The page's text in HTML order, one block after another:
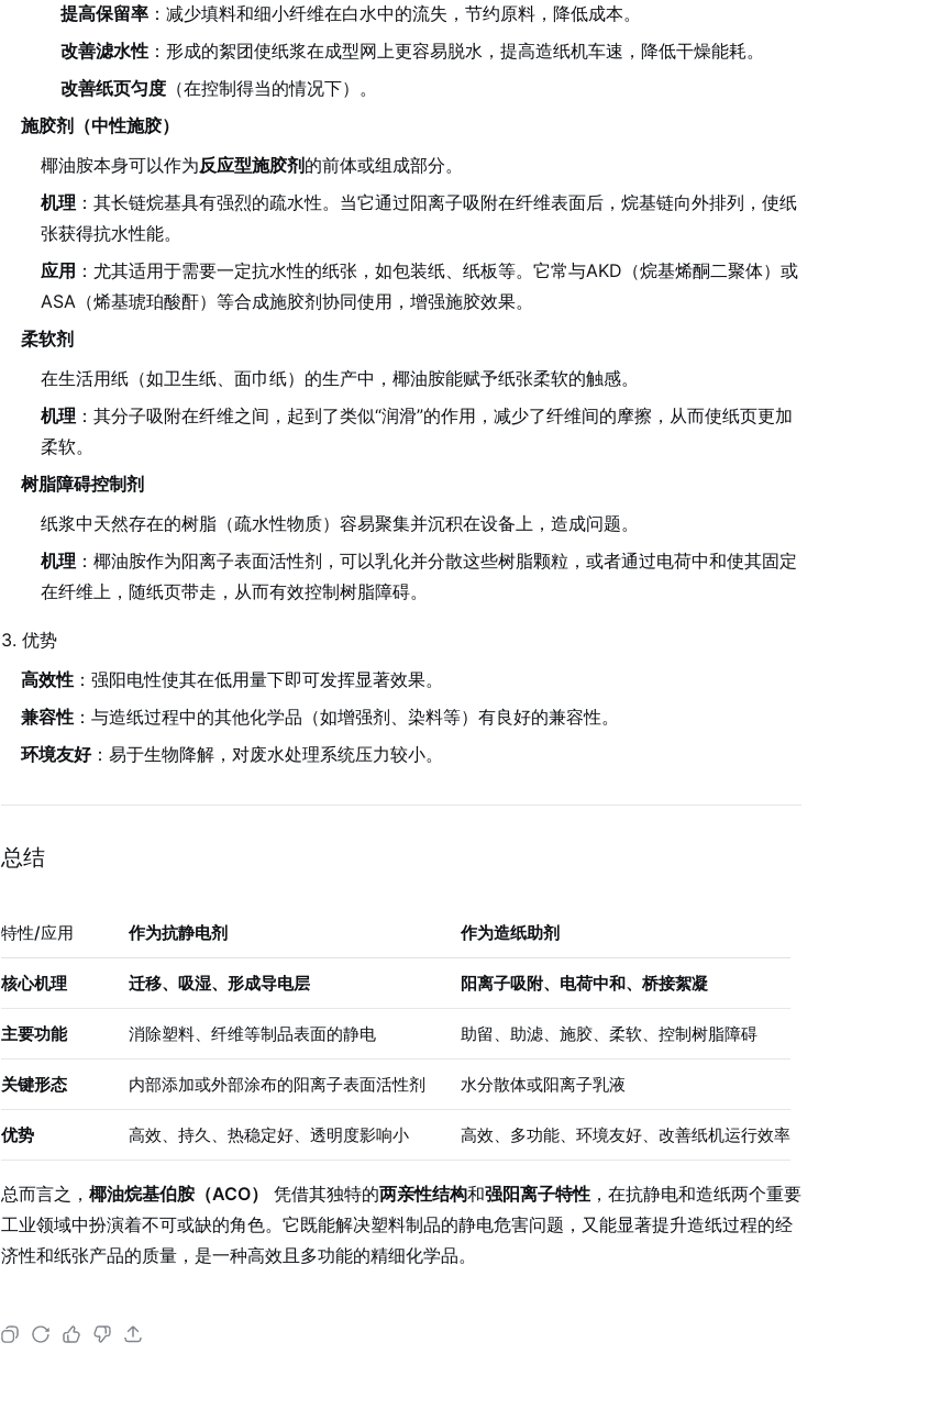
提高保留率 ：减少填料和细小纤维在白水中的流失，节约原料，降低成本。
改善滤水性 ：形成的絮团使纸浆在成型网上更容易脱水，提高造纸机车速，降低干燥能耗。
改善纸页匀度 （在控制得当的情况下）。
施胶剂（中性施胶）
椰油胺本身可以作为反应型施胶剂 的前体或组成部分。
机理 ：其长链烷基具有强烈的疏水性。当它通过阳离子吸附在纤维表面后，烷基链向外排列，使纸
张获得抗水性能。
应用 ：尤其适用于需要一定抗水性的纸张，如包装纸、纸板等。它常与AKD（烷基烯酮二聚体）或
ASA（烯基琥珀酸酐）等合成施胶剂协同使用，增强施胶效果。
柔软剂
在生活用纸（如卫生纸、面巾纸）的生产中，椰油胺能赋予纸张柔软的触感。
机理 ：其分子吸附在纤维之间，起到了类似“润滑”的作用，减少了纤维间的摩擦，从而使纸页更加
柔软。
树脂障碍控制剂
纸浆中天然存在的树脂（疏水性物质）容易聚集并沉积在设备上，造成问题。
机理 ：椰油胺作为阳离子表面活性剂，可以乳化并分散这些树脂颗粒，或者通过电荷中和使其固定
在纤维上，随纸页带走，从而有效控制树脂障碍。
3. 优势
高效性 ：强阳电性使其在低用量下即可发挥显著效果。
兼容性 ：与造纸过程中的其他化学品（如增强剂、染料等）有良好的兼容性。
环境友好：易于生物降解，对废水处理系统压力较小。
总结
特性/应用 作为抗静电剂 作为造纸助剂
核心机理 迁移、吸湿、形成导电层 阳离子吸附、电荷中和、桥接絮凝
主要功能 消除塑料、纤维等制品表面的静电 助留、助滤、施胶、柔软、控制树脂障碍
关键形态 内部添加或外部涂布的阳离子表面活性剂 水分散体或阳离子乳液
优势 高效、持久、热稳定好、透明度影响小 高效、多功能、环境友好、改善纸机运行效率
总而言之， 椰油烷基伯胺（ACO） 凭借其独特的两亲性结构和强阳离子特性 ，在抗静电和造纸两个重要
工业领域中扮演着不可或缺的角色。它既能解决塑料制品的静电危害问题，又能显著提升造纸过程的经
济性和纸张产品的质量，是一种高效且多功能的精细化学品。